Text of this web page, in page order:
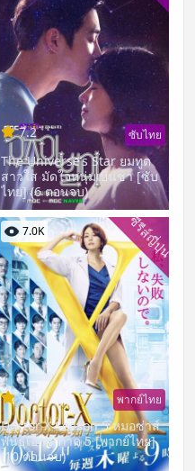
7.2 ซับไทย
The Universe’s Star ยมทูต
สาวใส มัดใจหนุ่มเย็นชา [ซับ
ไทย] (6 ตอนจบ)
7.0K ซีรีส์ญี่ปุ่น
7.5 พากย์ไทย
Doctor X Season 5 หมอซ่าส์
พันธุ์เอ็กซ์ ภาค 5 [พากย์ไทย]
(10 ตอนจบ)